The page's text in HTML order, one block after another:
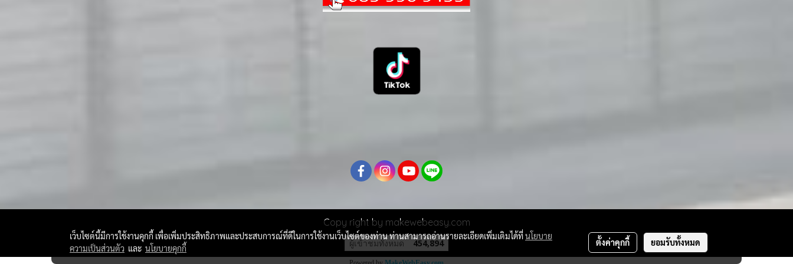
Copy right by makewebeasy.com
ผู้เข้าชมวันนี้ 105
เว็บไซต์นี้มีการใช้งานคุกกี้ เพื่อเพิ่มประสิทธิภาพและประสบการณ์ที่ดีในการใช้งานเว็บไซต์ของท่าน ท่านสามารถอ่านรายละเอียดเพิ่มเติมได้ที่นโยบาย
ความเป็นส่วนตัว และ นโยบายคุกกี้
ตั้งค่าคุกกี้ ยอมรับทั้งหมด